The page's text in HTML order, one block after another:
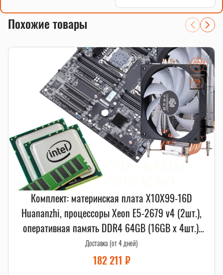
Похожие товары
Комплект: материнская плата X10X99-16D
Huananzhi, процессоры Xeon E5-2679 v4 (2шт.),
оперативная память DDR4 64GB (16GB x 4шт.),
A700 Huananzhi (2шт.)
Доставка (от 4 дней)
182 211 ₽